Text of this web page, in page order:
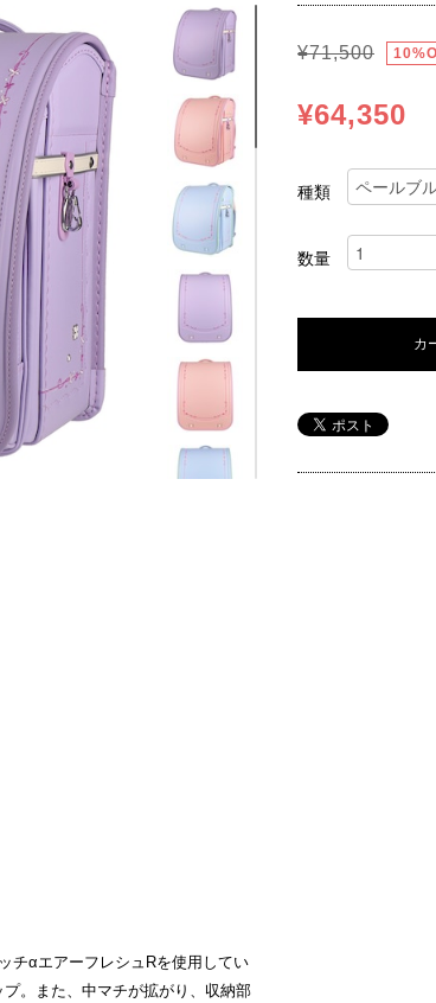
チαエアーフレシュRを使用してい
。また、中マチが拡がり、収納部
¥71,500
¥64,350
種類
数量
カ